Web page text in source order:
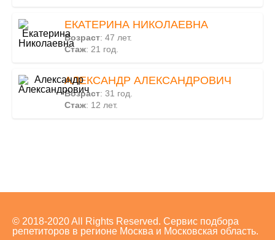
ЕКАТЕРИНА НИКОЛАЕВНА
Возраст: 47 лет.
Стаж: 21 год.
АЛЕКСАНДР АЛЕКСАНДРОВИЧ
Возраст: 31 год.
Стаж: 12 лет.
© 2018-2020 All Rights Reserved. Сервис подбора
репетиторов в регионе Москва и Московская область.